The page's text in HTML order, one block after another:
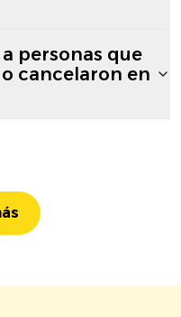
personas que
cancelaron en